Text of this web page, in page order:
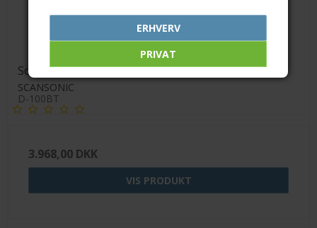
Scansonic D-100BT DAB+ adaptor m. Bluetooth
SCANSONIC
D-100BT
3.968,00 DKK
VIS PRODUKT
ERHVERV
PRIVAT